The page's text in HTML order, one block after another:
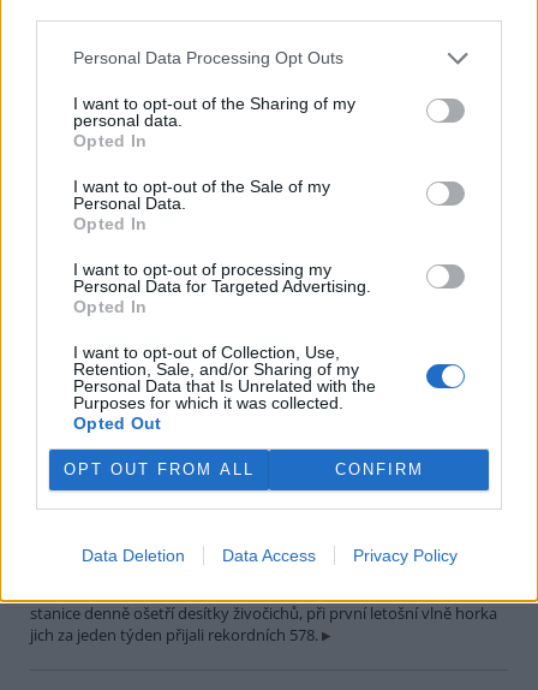
Personal Data Processing Opt Outs
I want to opt-out of the Sharing of my
personal data.
Opted In
I want to opt-out of the Sale of my
Personal Data.
Opted In
I want to opt-out of processing my
Personal Data for Targeted Advertising.
Opted In
I want to opt-out of Collection, Use,
Retention, Sale, and/or Sharing of my
Personal Data that Is Unrelated with the
Purposes for which it was collected.
Opted Out
OPT OUT FROM ALL CONFIRM
Data Deletion Data Access Privacy Policy
Island vyhostí aktivisty bojující proti lovu velryb,
5.8.2026 19:54 (ČTK)
Islandské úřady nařídily
poté, co minulý týden
jejich loď, která pronásledovala velrybářské plavidlo. Pasažéři lodi
Watsona jsou od té doby zadržováni v Reykjavíku. Sám Watson na
palubě nebyl. Píše o tom agentura AFP s odvoláním na islandskou
Záchranná stanice v Praze přijímá kvůli vedrům více
volně žijících zvířat
Kvůli vysokým letním
teplotám pracovníci pražské
záchranné stanice pro volně
zvířat, nejčastěji
dehydratovaná a vysílená mláďata ptáků nebo veverek. ČTK to
stanice denně ošetří desítky živočichů, při první letošní vlně horka
jich za jeden týden přijali rekordních 578.